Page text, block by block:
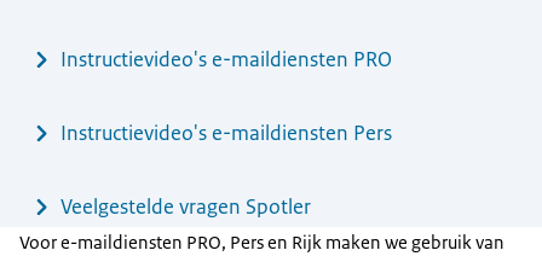
Instructievideo's e-maildiensten PRO
Instructievideo's e-maildiensten Pers
Veelgestelde vragen Spotler
Voor e-maildiensten PRO, Pers en Rijk maken we gebruik van